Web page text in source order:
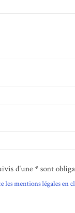
d'une * sont
les mentions légales en